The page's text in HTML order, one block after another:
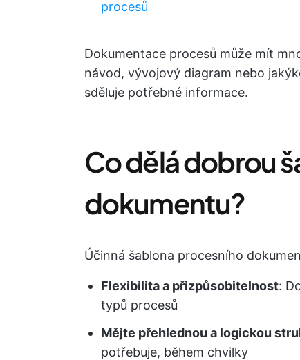
procesů
Dokumentace procesů může mít
návod, vývojový diagram nebo
sděluje potřebné informace.
Co dělá dobrou
dokumentu?
Účinná šablona procesního
Flexibilita a přizpůsobitelnost:
typů procesů
Mějte přehlednou a logickou
potřebuje, během chvilky